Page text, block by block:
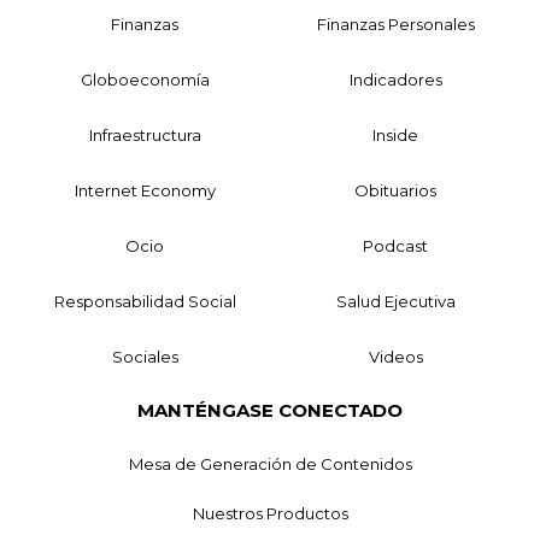
Finanzas Finanzas Personales
Globoeconomía Indicadores
Infraestructura Inside
Internet Economy Obituarios
Ocio Podcast
Responsabilidad Social Salud Ejecutiva
Sociales Videos
MANTÉNGASE CONECTADO
Mesa de Generación de Contenidos
Nuestros Productos